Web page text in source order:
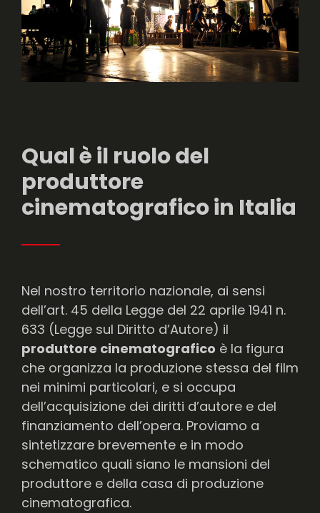
Qual è il ruolo del
produttore
cinematografico in Italia
Nel nostro territorio nazionale, ai sensi
dell’art. 45 della Legge del 22 aprile 1941 n.
633 (Legge sul Diritto d’Autore) il
produttore cinematografico è la figura
che organizza la produzione stessa del film
nei minimi particolari, e si occupa
dell’acquisizione dei diritti d’autore e del
finanziamento dell’opera. Proviamo a
sintetizzare brevemente e in modo
schematico quali siano le mansioni del
produttore e della casa di produzione
cinematografica.